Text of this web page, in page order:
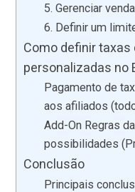
5. Gerenciar
6. Definir um
Como definir
personalizadas no
Pagamento de
aos afiliados
Add-On Regras
possibilidades
Conclusão
Principais